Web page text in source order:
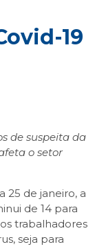
19
de suspeita da
o setor
25 de janeiro, a
de 14 para
trabalhadores
seja para